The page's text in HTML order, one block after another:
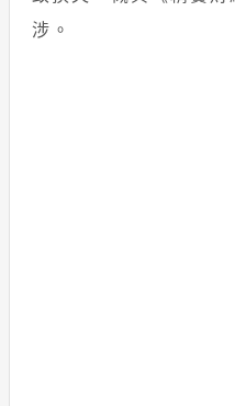
涉。